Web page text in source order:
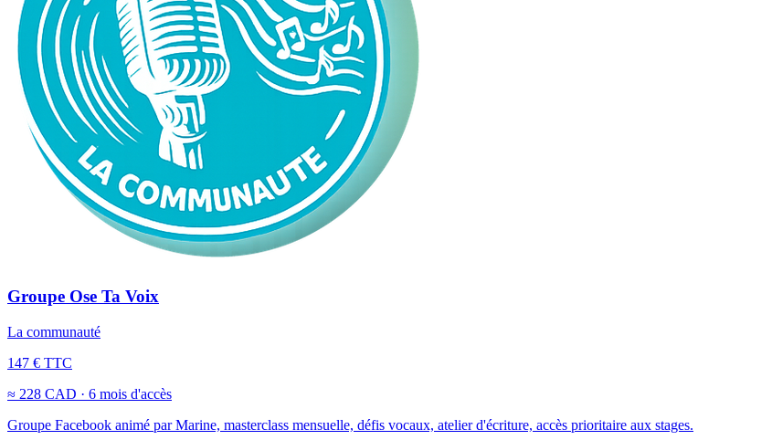
Groupe Ose Ta Voix
La communauté
147 € TTC
≈ 228 CAD · 6 mois d'accès
Groupe Facebook animé par Marine, masterclass mensuelle, défis vocaux, atelier d'écriture, accès prioritaire aux stages.